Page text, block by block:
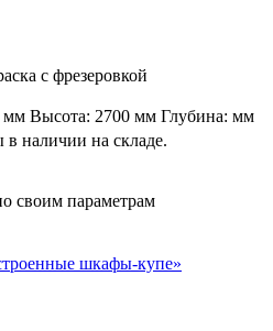
с фрезеровкой
мм Высота: 2700 мм Глубина: мм
в наличии на складе.
своим параметрам
шкафы-купе»